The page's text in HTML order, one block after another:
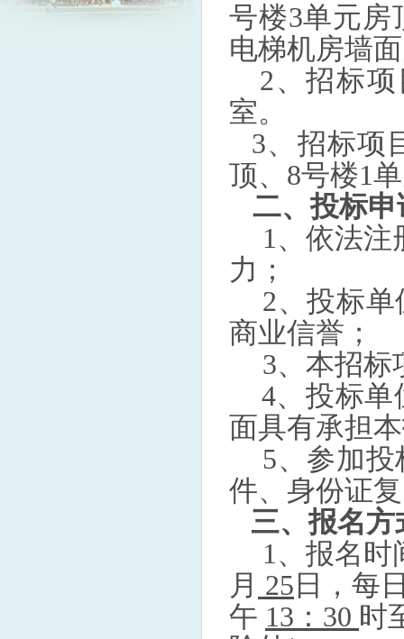
号楼3单元房
电梯机房墙
2、招标
室。
3、招标项
顶、8号楼1
二、投标
1、依法注
力；
2、投标
商业信誉；
3、本招标
4、投标单
面具有承担
5、参加
件、身份证
三、报名
1、报名时
月 25 日，每
午 13：30 时